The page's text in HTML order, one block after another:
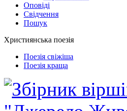
Оповіді
Свідчення
Пошук
Християнська поезія
Поезія свіжіша
Поезія краща